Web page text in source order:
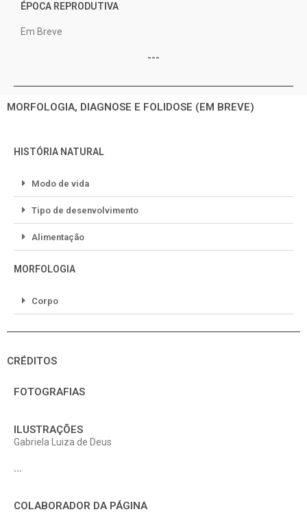
ÉPOCA REPRODUTIVA
Em Breve
---
MORFOLOGIA, DIAGNOSE E FOLIDOSE (EM BREVE)
HISTÓRIA NATURAL
Modo de vida
Tipo de desenvolvimento
Alimentação
MORFOLOGIA
Corpo
CRÉDITOS
FOTOGRAFIAS
ILUSTRAÇÕES
Gabriela Luiza de Deus
...
COLABORADOR DA PÁGINA